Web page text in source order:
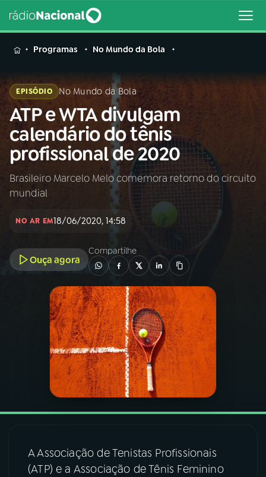
MENU
Buscar
na
Rádio
Nacional
Buscar
AO VIVO
INÍCIO
A RÁDIO
PROGRAMAÇÃO
PROGRAMAS
PODCASTS
06VIDEOCASTS
07ÚLTIMAS
Programas No Mundo da Bola
EPISÓDIO No Mundo da Bola
ATP e WTA divulgam
calendário do tênis
profissional de 2020
Brasileiro Marcelo Melo comemora retorno do circuito
mundial
NO AR EM18/06/2020, 14:58
Ouça agora
Compartilhe
A Associação de Tenistas Profissionais
(ATP) e a Associação de Tênis Feminino